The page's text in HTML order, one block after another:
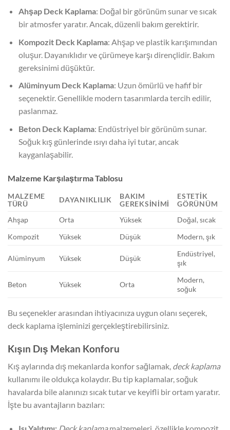
Ahşap Deck Kaplama: Doğal bir görünüm sunar ve sıcak
bir atmosfer yaratır. Ancak, düzenli bakım gerektirir.
Kompozit Deck Kaplama: Ahşap ve plastik karışımından
oluşur. Dayanıklıdır ve çürümeye karşı dirençlidir. Bakım
gereksinimi düşüktür.
Alüminyum Deck Kaplama: Uzun ömürlü ve hafif bir
seçenektir. Genellikle modern tasarımlarda tercih edilir,
paslanmaz.
Beton Deck Kaplama: Endüstriyel bir görünüm sunar.
Soğuk kış günlerinde ısıyı daha iyi tutar, ancak
kayganlaşabilir.
Malzeme Karşılaştırma Tablosu
MALZEME
TÜRÜ
DAYANIKLILIK
BAKIM
GEREKSINIMI
ESTETIK
GÖRÜNÜM
Ahşap
Orta Yüksek
Doğal, sıcak
Kompozit
Yüksek Düşük Modern, şık
Alüminyum Yüksek Düşük
Endüstriyel,
şık
Beton Yüksek Orta
Modern,
soğuk
Bu seçenekler arasından ihtiyacınıza uygun olanı seçerek,
deck kaplama işleminizi gerçekleştirebilirsiniz.
Kışın Dış Mekan Konforu
Kış aylarında dış mekanlarda konfor sağlamak, deck kaplama
kullanımı ile oldukça kolaydır. Bu tip kaplamalar, soğuk
havalarda bile alanınızı sıcak tutar ve keyifli bir ortam yaratır.
İşte bu avantajların bazıları: